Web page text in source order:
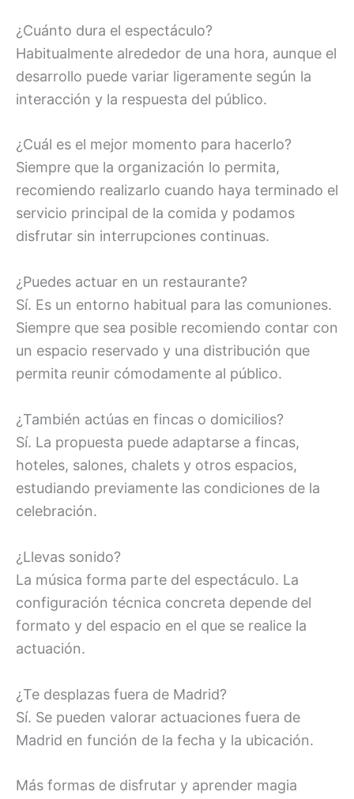
¿Cuánto dura el espectáculo?
Habitualmente alrededor de una hora, aunque el
desarrollo puede variar ligeramente según la
interacción y la respuesta del público.
¿Cuál es el mejor momento para hacerlo?
Siempre que la organización lo permita,
recomiendo realizarlo cuando haya terminado el
servicio principal de la comida y podamos
disfrutar sin interrupciones continuas.
¿Puedes actuar en un restaurante?
Sí. Es un entorno habitual para las comuniones.
Siempre que sea posible recomiendo contar con
un espacio reservado y una distribución que
permita reunir cómodamente al público.
¿También actúas en fincas o domicilios?
Sí. La propuesta puede adaptarse a fincas,
hoteles, salones, chalets y otros espacios,
estudiando previamente las condiciones de la
celebración.
¿Llevas sonido?
La música forma parte del espectáculo. La
configuración técnica concreta depende del
formato y del espacio en el que se realice la
actuación.
¿Te desplazas fuera de Madrid?
Sí. Se pueden valorar actuaciones fuera de
Madrid en función de la fecha y la ubicación.
Más formas de disfrutar y aprender magia